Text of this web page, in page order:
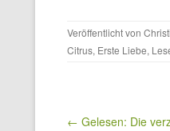
Veröffentlicht von
Citrus, Erste Liebe,
Beitragsnavigation
← Gelesen: Die